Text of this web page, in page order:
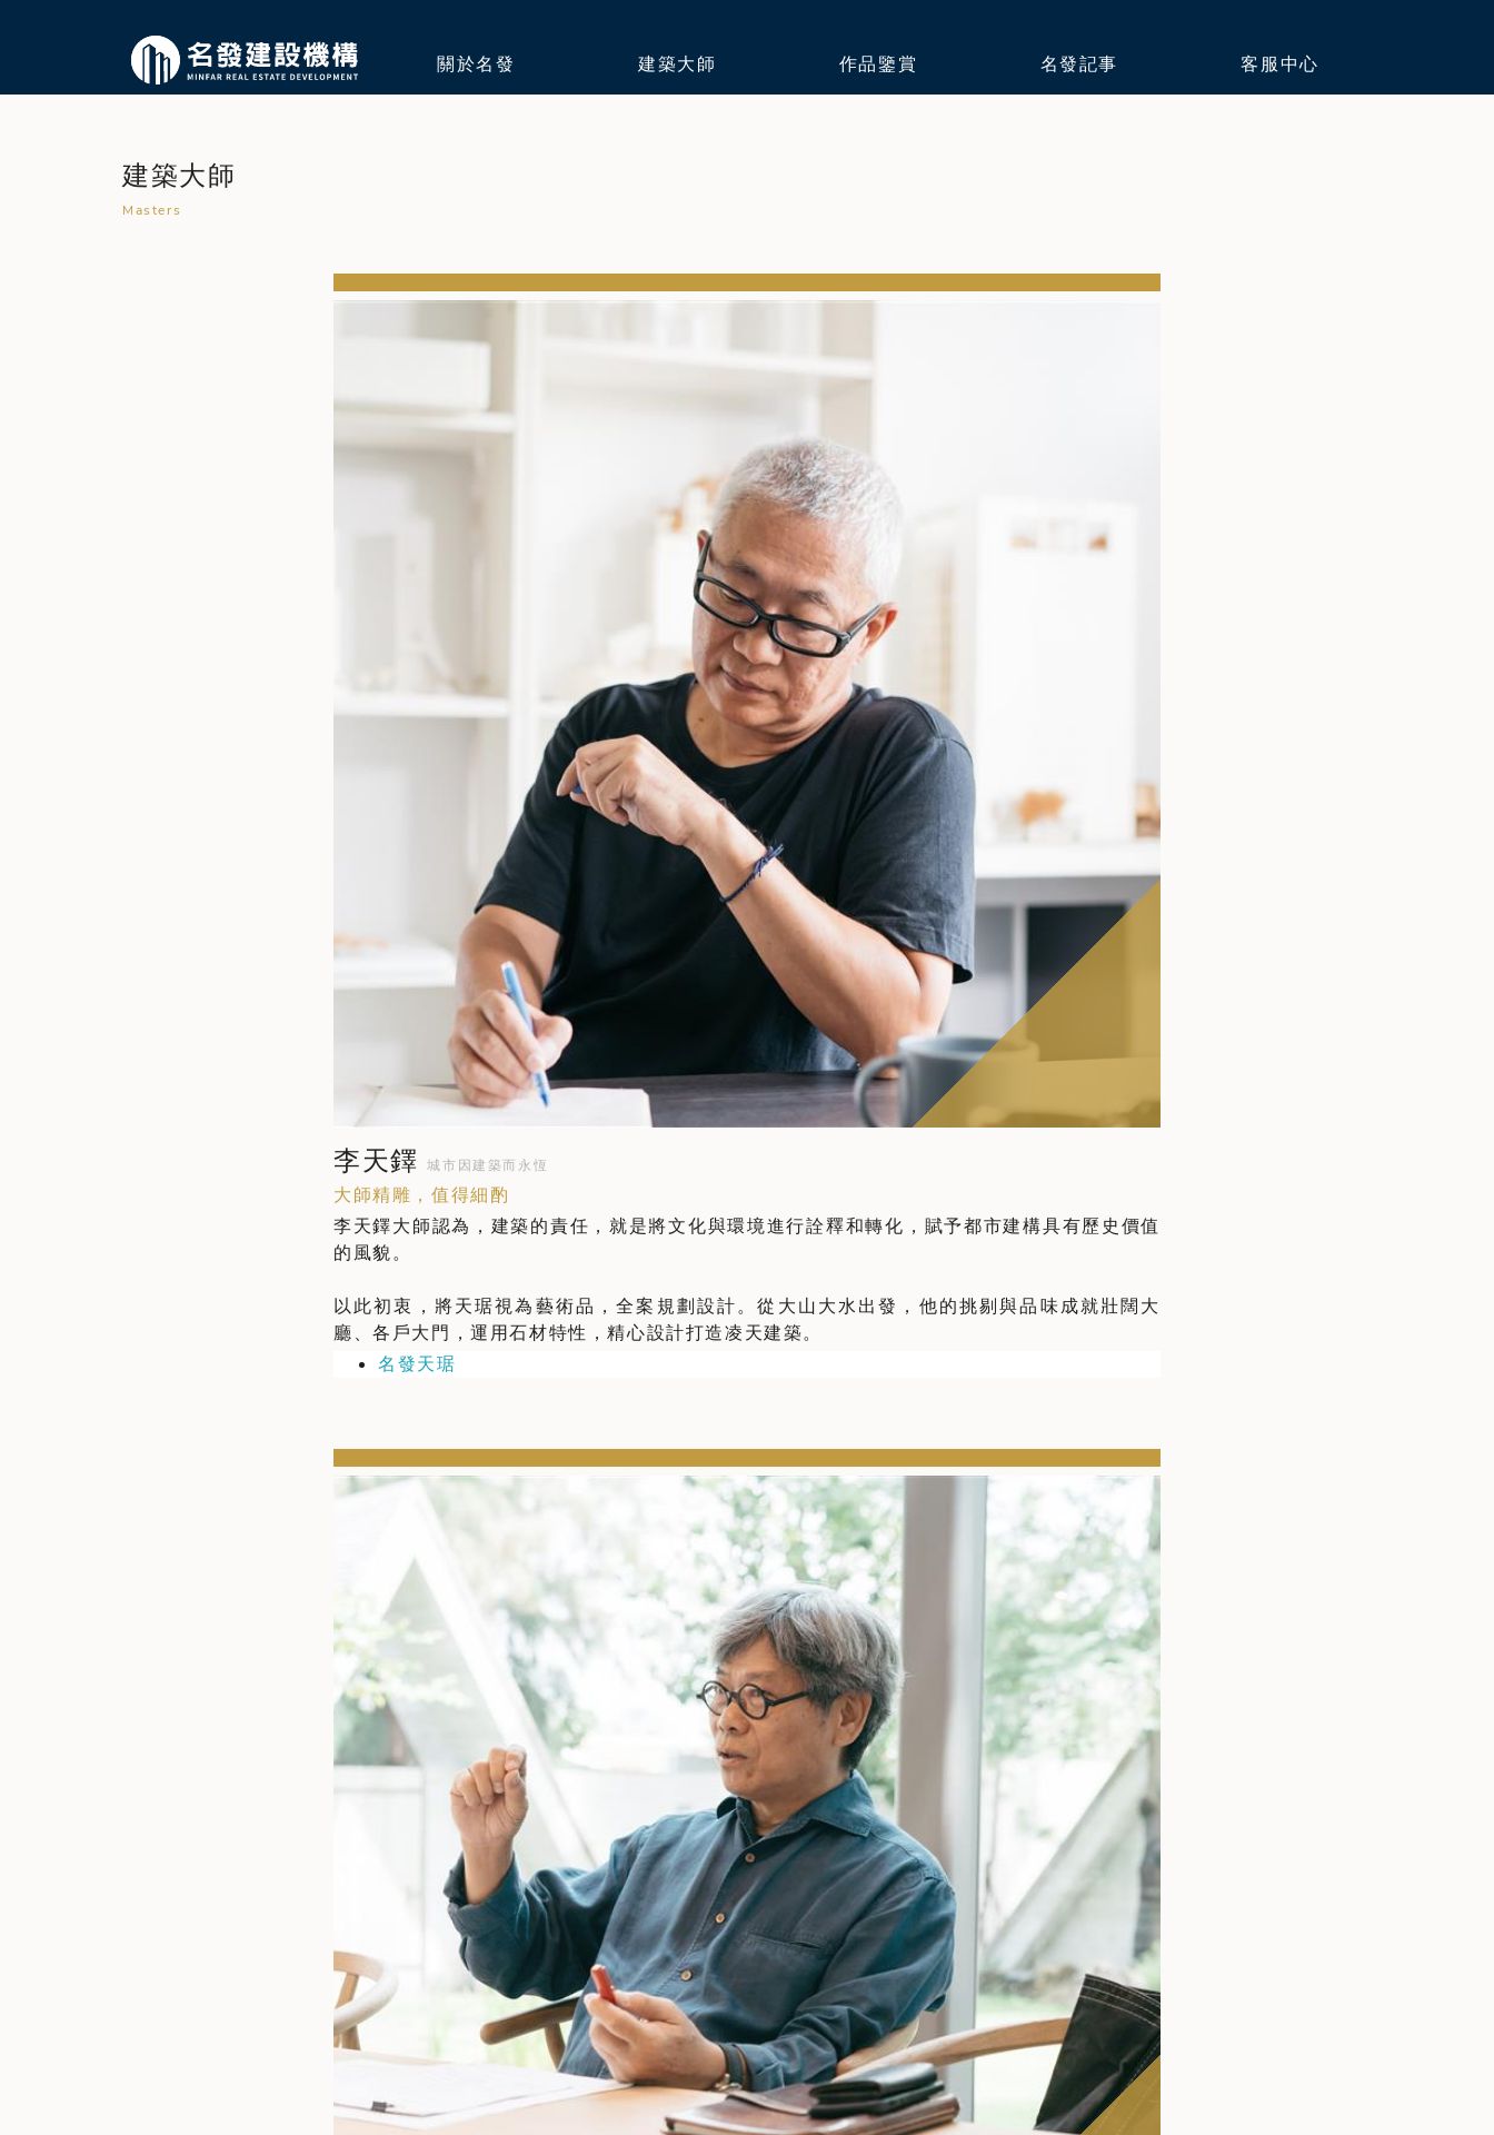
關於名發 建築大師 作品鑒賞 名發記事 客服中心
建築大師
Masters
李天鐸城市因建築而永恆
大師精雕，值得細酌
李天鐸大師認為，建築的責任，就是將文化與環境進行詮釋和轉化，賦予都市建構具有歷史價值
的風貌。
以此初衷，將天琚視為藝術品，全案規劃設計。從大山大水出發，他的挑剔與品味成就壯闊大
廳、各戶大門，運用石材特性，精心設計打造凌天建築。
名發天琚